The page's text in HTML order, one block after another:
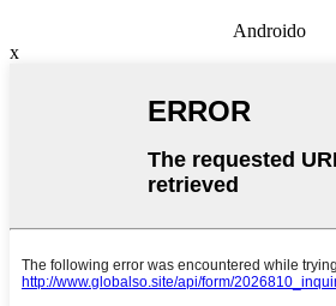
Androido
x